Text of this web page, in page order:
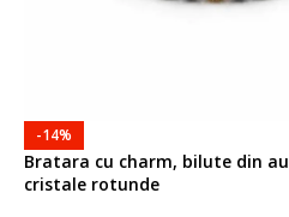
-14%
Bratara cu charm, bilute din
cristale rotunde